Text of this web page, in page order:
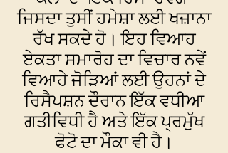
ਜਿਸਦਾ ਤੁਸੀਂ ਹਮੇਸ਼ਾ ਲਈ ਖਜ਼ਾਨਾ
ਰੱਖ ਸਕਦੇ ਹੋ। ਇਹ ਵਿਆਹ
ਏਕਤਾ ਸਮਾਰੋਹ ਦਾ ਵਿਚਾਰ ਨਵੇਂ
ਵਿਆਹੇ ਜੋੜਿਆਂ ਲਈ ਉਹਨਾਂ ਦੇ
ਰਿਸੈਪਸ਼ਨ ਦੌਰਾਨ ਇੱਕ ਵਧੀਆ
ਗਤੀਵਿਧੀ ਹੈ ਅਤੇ ਇੱਕ ਪ੍ਰਮੁੱਖ
ਫੋਟੋ ਦਾ ਮੌਕਾ ਵੀ ਹੈ।